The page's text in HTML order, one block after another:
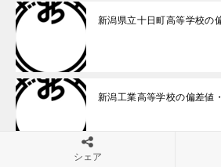
新潟県立十日町高等学校の
新潟工業高等学校の偏差値
シェア